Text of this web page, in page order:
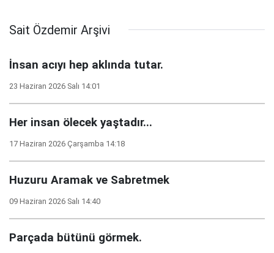
Sait Özdemir Arşivi
İnsan acıyı hep aklında tutar.
23 Haziran 2026 Salı 14:01
Her insan ölecek yaştadır...
17 Haziran 2026 Çarşamba 14:18
Huzuru Aramak ve Sabretmek
09 Haziran 2026 Salı 14:40
Parçada bütünü görmek.